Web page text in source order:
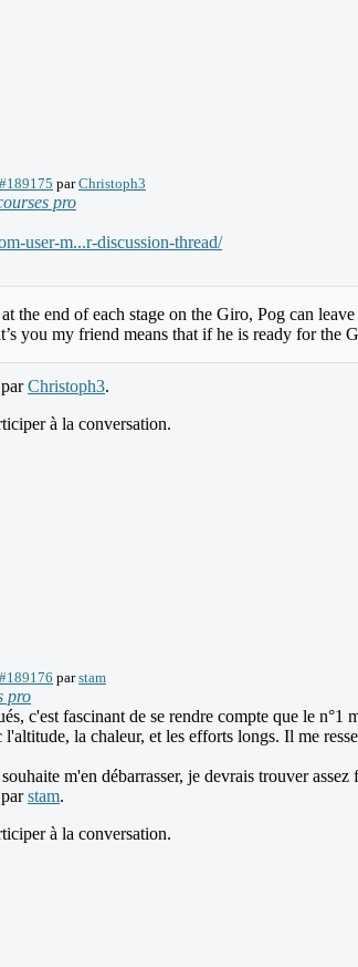
#189175 parChristoph3
pro
user-m...r-discussion-thread/
the end of each stage on the Giro, Pog can
you my friend means that if he is ready for
Christoph3.
à la conversation.
#189176 parstam
pro
c'est fascinant de se rendre compte que le
l'altitude, la chaleur, et les efforts longs. Il me
m'en débarrasser, je devrais trouver
stam.
à la conversation.